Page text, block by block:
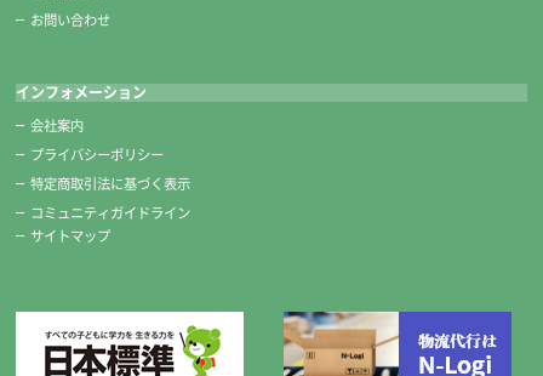
■キャップ装着時の長さ 約118㎜
クリアキャップ付き。
刃が見えるからキャップのつけはずしも安心です。
切れ味バツグン！高級ステンレス製です。
※標準セットの糸切りばさみは、希望により右用・左用のどちかがセッ
トになります。
お問い合わせ
インフォメーション
会社案内
プライバシーポリシー
特定商取引法に基づく表示
コミュニティガイドライン
サイトマップ